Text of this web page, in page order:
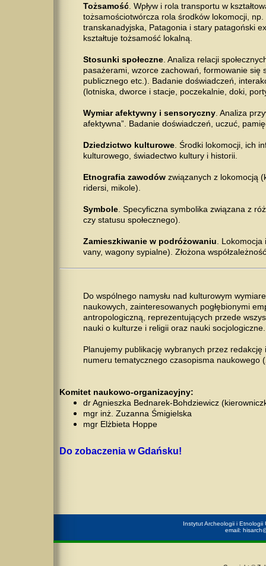
Tożsamość . Wpływ i rola transportu w
tożsamościotwórcza rola środków lokomocji,
transkanadyjska, Patagonia i stary patagoński
kształtuje tożsamość lokalną.
Stosunki społeczne . Analiza relacji
pasażerami, wzorce zachowań, formowanie się
publicznego etc.). Badanie doświadczeń,
(lotniska, dworce i stacje, poczekalnie, doki,
Wymiar afektywny i sensoryczny . Analiza
afektywna”. Badanie doświadczeń, uczuć,
Dziedzictwo kulturowe . Środki lokomocji, ich
kulturowego, świadectwo kultury i historii.
Etnografia zawodów związanych z lokomocją
ridersi, mikole).
Symbole . Specyficzna symbolika związana z
czy statusu społecznego).
Zamieszkiwanie w podróżowaniu .
vany, wagony sypialne). Złożona
Do wspólnego namysłu nad kulturowym
naukowych, zainteresowanych pogłębionymi
antropologiczną, reprezentujących przede
nauki o kulturze i religii oraz nauki socjologiczne.
Planujemy publikację wybranych przez
numeru tematycznego czasopisma naukowego
Komitet naukowo-organizacyjny:
dr Agnieszka Bednarek-Bohdziewicz
mgr inż. Zuzanna Śmigielska
mgr Elżbieta Hoppe
Do zobaczenia w Gdańsku!
Instytut Archeologii i
email: